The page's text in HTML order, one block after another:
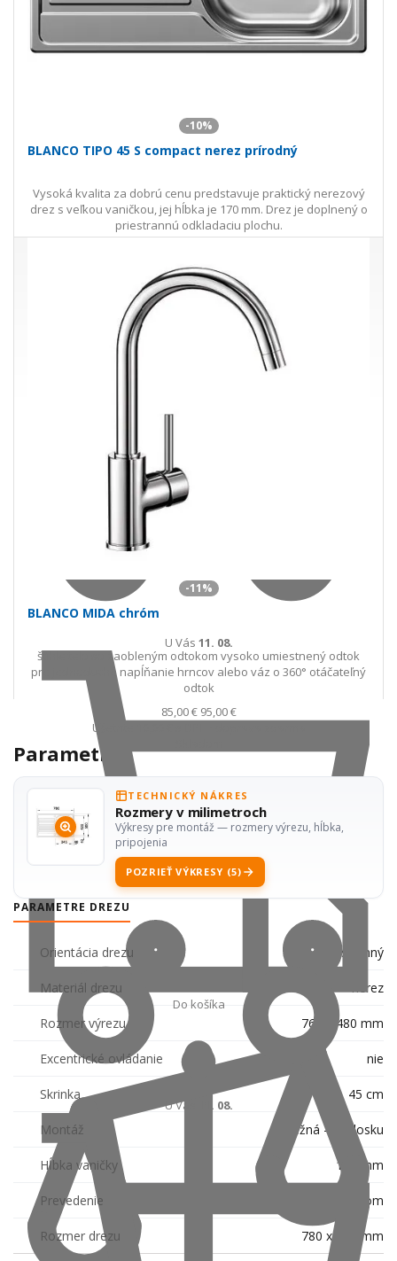
-10%
BLANCO TIPO 45 S compact nerez prírodný
Vysoká kvalita za dobrú cenu predstavuje praktický nerezový
drez s veľkou vaničkou, jej hĺbka je 170 mm. Drez je doplnený o
priestrannú odkladaciu plochu.
s DPH · doprava zdarma
Skladom externe
U Vás 11. 08.
Do košíka
-11%
BLANCO MIDA chróm
štíhle telo so zaobleným odtokom vysoko umiestnený odtok
pre jednoduché napĺňanie hrncov alebo váz o 360° otáčateľný
odtok
85,00 € 95,00 €
Ušetríte 10,00 €
U Vás 11. 08.
Parametre
TECHNICKÝ NÁKRES
Rozmery v milimetroch
Výkresy pre montáž — rozmery výrezu, hĺbka,
pripojenia
POZRIEŤ VÝKRESY (5)
PARAMETRE DREZU
Orientácia drezu obojstranný
Materiál drezu nerez
Rozmer výrezu 760 x 480 mm
Excentrické ovládanie nie
Skrinka 45 cm
Montáž bežná - na dosku
Hĺbka vaničky 170 mm
Prevedenie jednodrez s odkvapom
Rozmer drezu 780 x 500 mm